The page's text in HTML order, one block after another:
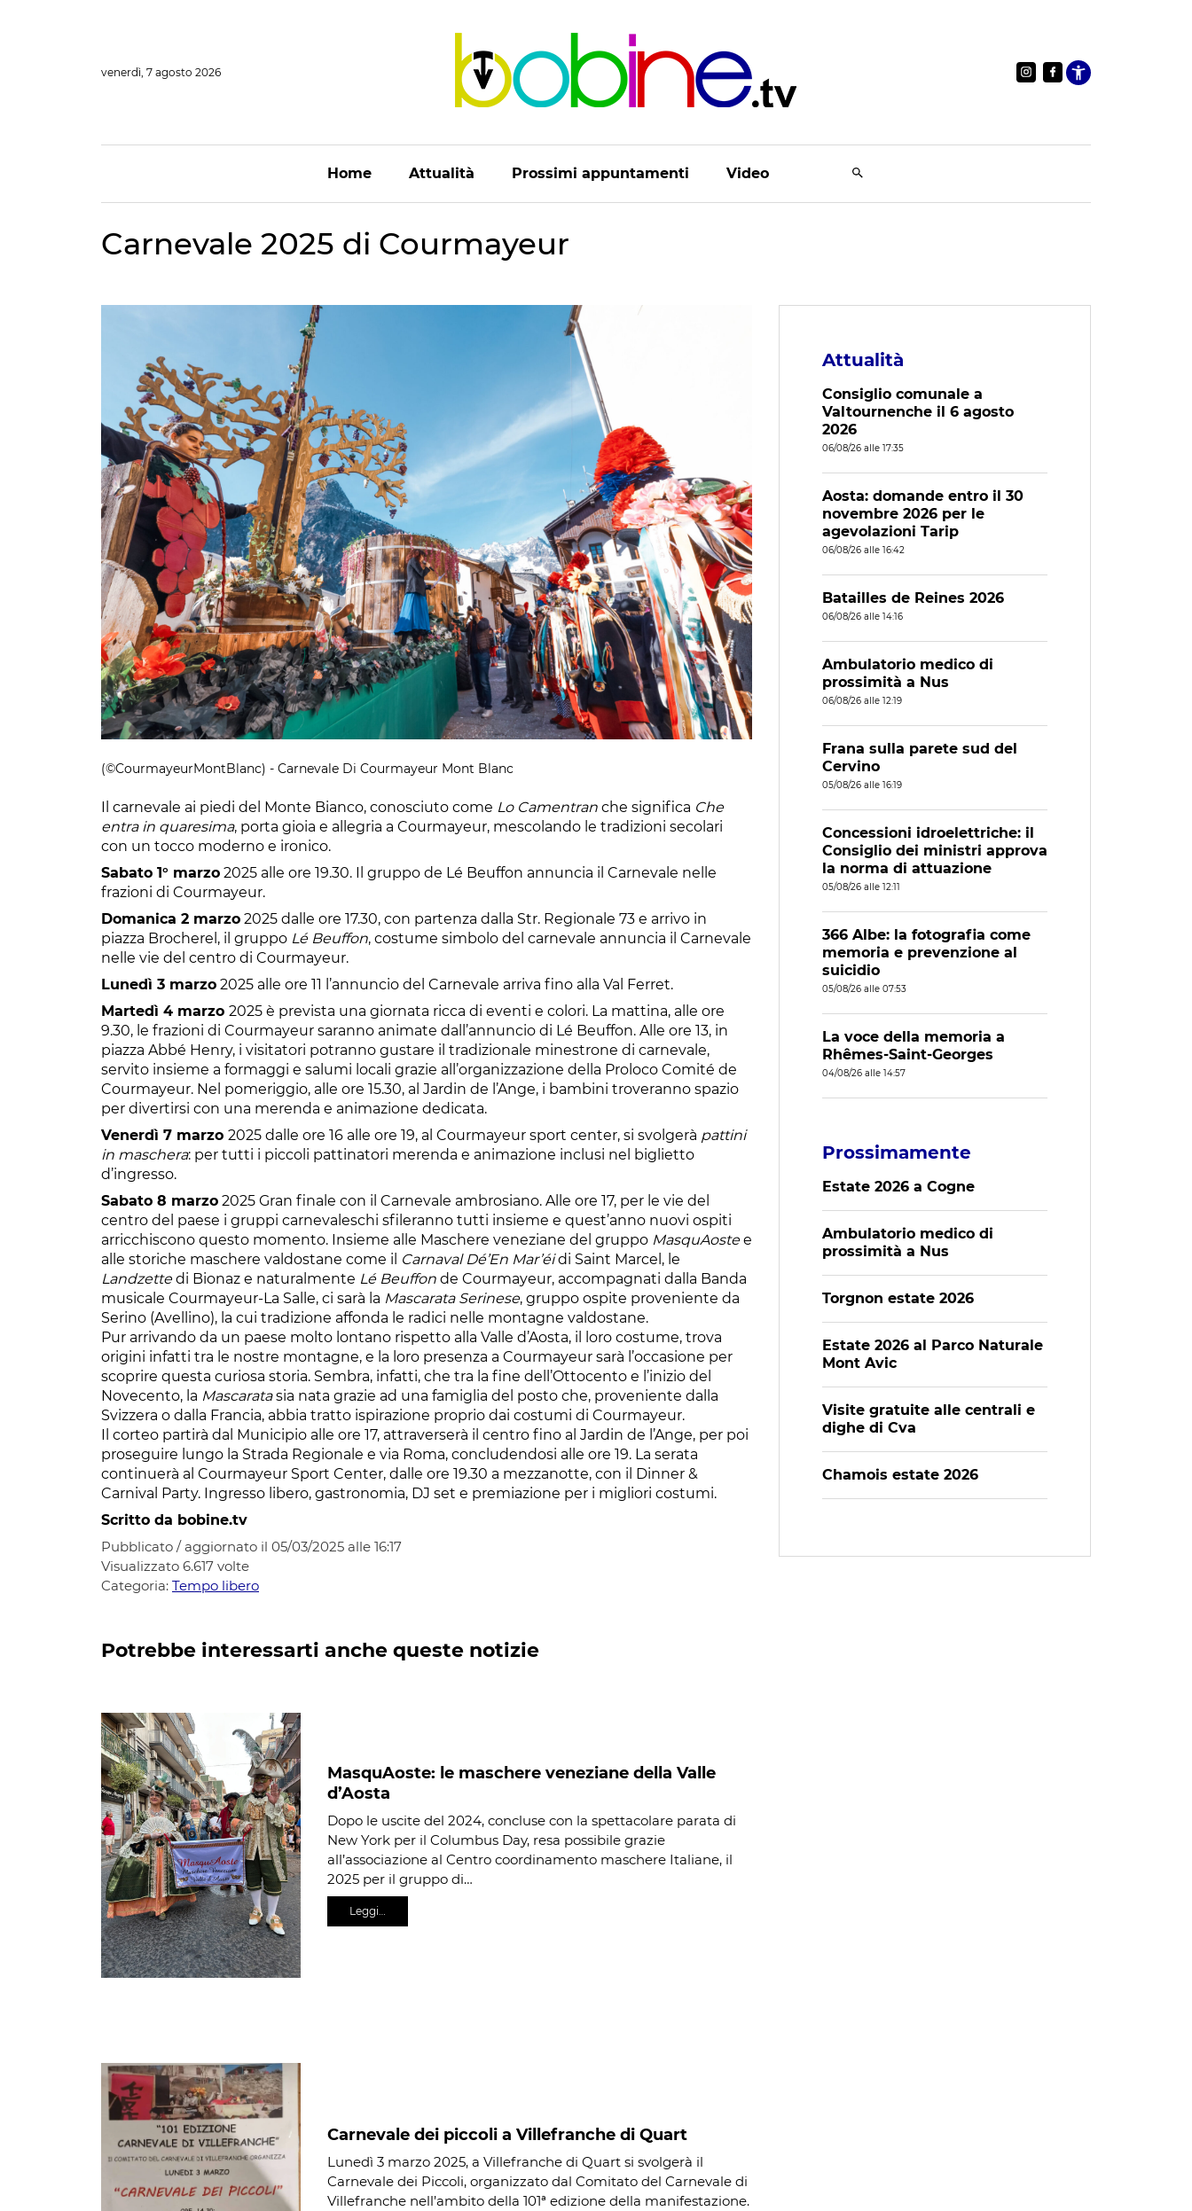
venerdì, 7 agosto 2026 Apri le
Home Attualità Prossimi appuntamenti Video
Carnevale 2025 di Courmayeur
(©CourmayeurMontBlanc) - Carnevale Di Courmayeur Mont Blanc
Il carnevale ai piedi del Monte Bianco, conosciuto come Lo Camentran che significa Che
entra in quaresima, porta gioia e allegria a Courmayeur, mescolando le tradizioni secolari
con un tocco moderno e ironico.
Sabato 1° marzo 2025 alle ore 19.30. Il gruppo de Lé Beuffon annuncia il Carnevale nelle
frazioni di Courmayeur.
Domanica 2 marzo 2025 dalle ore 17.30, con partenza dalla Str. Regionale 73 e arrivo in
piazza Brocherel, il gruppo Lé Beuffon, costume simbolo del carnevale annuncia il Carnevale
nelle vie del centro di Courmayeur.
Lunedì 3 marzo 2025 alle ore 11 l’annuncio del Carnevale arriva fino alla Val Ferret.
Martedì 4 marzo 2025 è prevista una giornata ricca di eventi e colori. La mattina, alle ore
9.30, le frazioni di Courmayeur saranno animate dall’annuncio di Lé Beuffon. Alle ore 13, in
piazza Abbé Henry, i visitatori potranno gustare il tradizionale minestrone di carnevale,
servito insieme a formaggi e salumi locali grazie all’organizzazione della Proloco Comité de
Courmayeur. Nel pomeriggio, alle ore 15.30, al Jardin de l’Ange, i bambini troveranno spazio
per divertirsi con una merenda e animazione dedicata.
Venerdì 7 marzo 2025 dalle ore 16 alle ore 19, al Courmayeur sport center, si svolgerà pattini
in maschera: per tutti i piccoli pattinatori merenda e animazione inclusi nel biglietto
d’ingresso.
Sabato 8 marzo 2025 Gran finale con il Carnevale ambrosiano. Alle ore 17, per le vie del
centro del paese i gruppi carnevaleschi sfileranno tutti insieme e quest’anno nuovi ospiti
arricchiscono questo momento. Insieme alle Maschere veneziane del gruppo MasquAostee
alle storiche maschere valdostane come il Carnaval Dé’En Mar’éidi Saint Marcel, le
Landzettedi Bionaz e naturalmente Lé Beuffon de Courmayeur, accompagnati dalla Banda
musicale Courmayeur-La Salle, ci sarà la Mascarata Serinese, gruppo ospite proveniente da
Serino (Avellino), la cui tradizione affonda le radici nelle montagne valdostane.
Pur arrivando da un paese molto lontano rispetto alla Valle d’Aosta, il loro costume, trova
origini infatti tra le nostre montagne, e la loro presenza a Courmayeur sarà l’occasione per
scoprire questa curiosa storia. Sembra, infatti, che tra la fine dell’Ottocento e l’inizio del
Novecento, la Mascaratasia nata grazie ad una famiglia del posto che, proveniente dalla
Svizzera o dalla Francia, abbia tratto ispirazione proprio dai costumi di Courmayeur.
Il corteo partirà dal Municipio alle ore 17, attraverserà il centro fino al Jardin de l’Ange, per poi
proseguire lungo la Strada Regionale e via Roma, concludendosi alle ore 19. La serata
continuerà al Courmayeur Sport Center, dalle ore 19.30 a mezzanotte, con il Dinner &
Carnival Party. Ingresso libero, gastronomia, DJ set e premiazione per i migliori costumi.
Scritto da bobine.tv
Pubblicato / aggiornato il 05/03/2025 alle 16:17
Visualizzato 6.617 volte
Categoria: Tempo libero
Potrebbe interessarti anche queste notizie
MasquAoste: le maschere veneziane della Valle
d’Aosta
Dopo le uscite del 2024, concluse con la spettacolare parata di
New York per il Columbus Day, resa possibile grazie
all’associazione al Centro coordinamento maschere Italiane, il
2025 per il gruppo di…
Leggi…
Carnevale dei piccoli a Villefranche di Quart
Lunedì 3 marzo 2025, a Villefranche di Quart si svolgerà il
Carnevale dei Piccoli, organizzato dal Comitato del Carnevale di
Villefranche nell’ambito della 101ª edizione della manifestazione.
Attualità
Consiglio comunale a
Valtournenche il 6 agosto
2026
06/08/26 alle 17:35
Aosta: domande entro il 30
novembre 2026 per le
agevolazioni Tarip
06/08/26 alle 16:42
Batailles de Reines 2026
06/08/26 alle 14:16
Ambulatorio medico di
prossimità a Nus
06/08/26 alle 12:19
Frana sulla parete sud del
Cervino
05/08/26 alle 16:19
Concessioni idroelettriche: il
Consiglio dei ministri approva
la norma di attuazione
05/08/26 alle 12:11
366 Albe: la fotografia come
memoria e prevenzione al
suicidio
05/08/26 alle 07:53
La voce della memoria a
Rhêmes-Saint-Georges
04/08/26 alle 14:57
Prossimamente
Estate 2026 a Cogne
Ambulatorio medico di
prossimità a Nus
Torgnon estate 2026
Estate 2026 al Parco Naturale
Mont Avic
Visite gratuite alle centrali e
dighe di Cva
Chamois estate 2026